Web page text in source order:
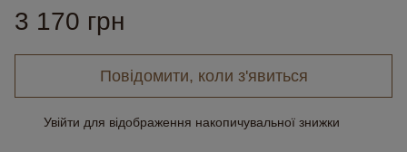
3 170 грн
Повідомити, коли з'явиться
Увійти для відображення накопичувальної знижки